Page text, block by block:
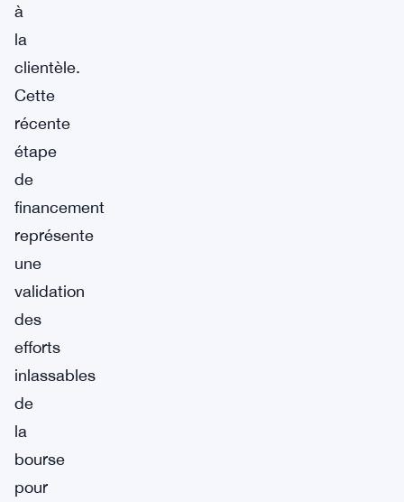
à
la
clientèle.
Cette
récente
étape
de
financement
représente
une
validation
des
efforts
inlassables
de
la
bourse
pour